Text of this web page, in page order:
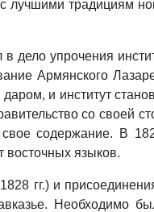
лучшими традициям
дело упрочения
Армянского
и институт
со
содержание. В
восточных языков.
гг.) и
Необходимо